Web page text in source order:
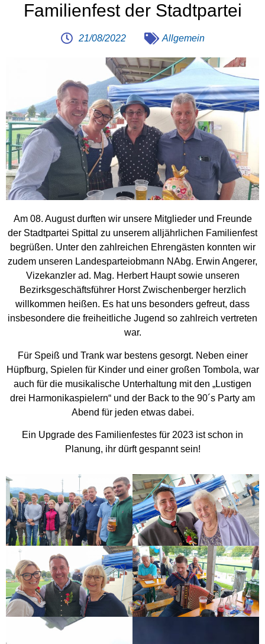
Familienfest der Stadtpartei
21/08/2022 Allgemein
Am 08. August durften wir unsere Mitglieder und Freunde
der Stadtpartei Spittal zu unserem alljährlichen Familienfest
begrüßen. Unter den zahlreichen Ehrengästen konnten wir
zudem unseren Landesparteiobmann NAbg. Erwin Angerer,
Vizekanzler ad. Mag. Herbert Haupt sowie unseren
Bezirksgeschäftsführer Horst Zwischenberger herzlich
willkommen heißen. Es hat uns besonders gefreut, dass
insbesondere die freiheitliche Jugend so zahlreich vertreten
war.
Für Speiß und Trank war bestens gesorgt. Neben einer
Hüpfburg, Spielen für Kinder und einer großen Tombola, war
auch für die musikalische Unterhaltung mit den „Lustigen
drei Harmonikaspielern“ und der Back to the 90´s Party am
Abend für jeden etwas dabei.
Ein Upgrade des Familienfestes für 2023 ist schon in
Planung, ihr dürft gespannt sein!